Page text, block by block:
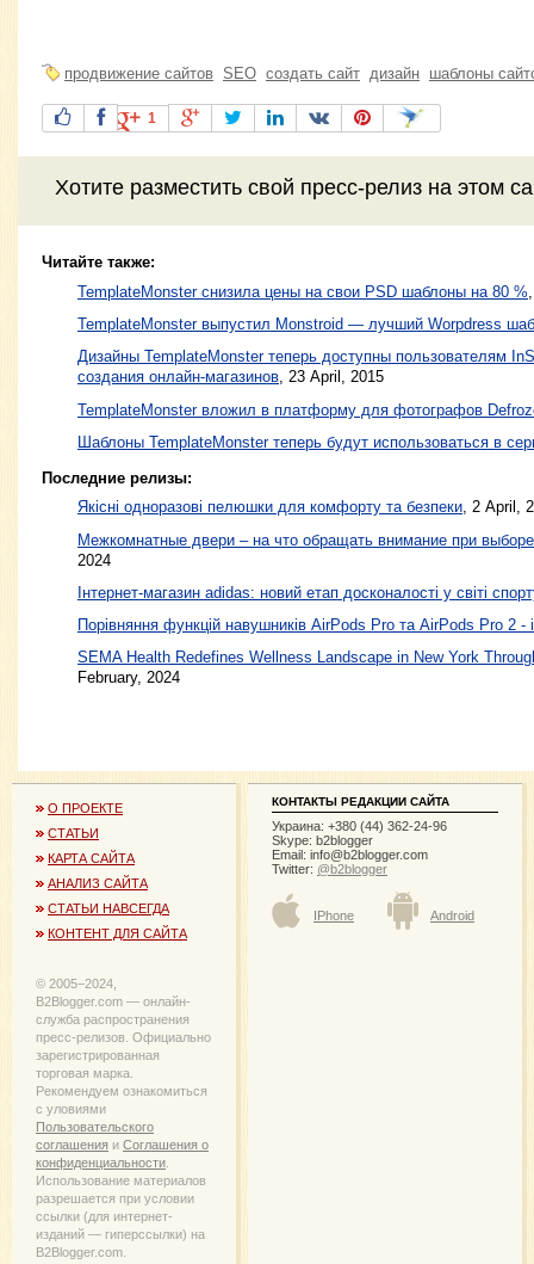
продвижение сайтов SEO создать сайт дизайн шаблоны
1
Хотите разместить свой пресс-релиз на этом
Читайте также:
TemplateMonster снизила цены на свои PSD шаблоны на 80 %
TemplateMonster выпустил Monstroid — лучший Worpdress
Дизайны TemplateMonster теперь доступны пользователям
создания онлайн-магазинов, 23 April, 2015
TemplateMonster вложил в платформу для фотографов
Шаблоны TemplateMonster теперь будут использоваться в
Последние релизы:
Якісні одноразові пелюшки для комфорту та безпеки, 2 April,
Межкомнатные двери – на что обращать внимание при
2024
Інтернет-магазин adidas: новий етап досконалості у світі
Порівняння функцій навушників AirPods Pro та AirPods Pro 2 -
SEMA Health Redefines Wellness Landscape in New York
February, 2024
О ПРОЕКТЕ
СТАТЬИ
КАРТА САЙТА
АНАЛИЗ САЙТА
СТАТЬИ НАВСЕГДА
КОНТЕНТ ДЛЯ САЙТА
© 2005−2024,
B2Blogger.com — онлайн-
служба распространения
пресс-релизов. Официально
зарегистрированная
торговая марка.
Рекомендуем ознакомиться
с уловиями
Пользовательского
соглашения и Соглашения о
конфиденциальности
Использование материалов
разрешается при условии
ссылки (для интернет-
изданий — гиперссылки) на
B2Blogger.com.
КОНТАКТЫ РЕДАКЦИИ САЙТА
Украина: +380 (44) 362-24-96
Skype: b2blogger
Email: info@b2blogger.com
Twitter: @b2blogger
IPhone Android